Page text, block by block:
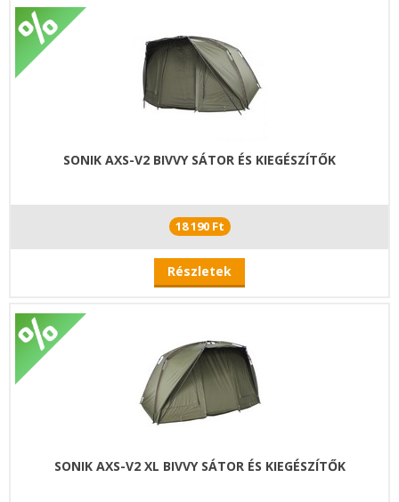
SONIK AXS-V2 BIVVY SÁTOR ÉS KIEGÉSZÍTŐK
18 190 Ft
Részletek
SONIK AXS-V2 XL BIVVY SÁTOR ÉS KIEGÉSZÍTŐK